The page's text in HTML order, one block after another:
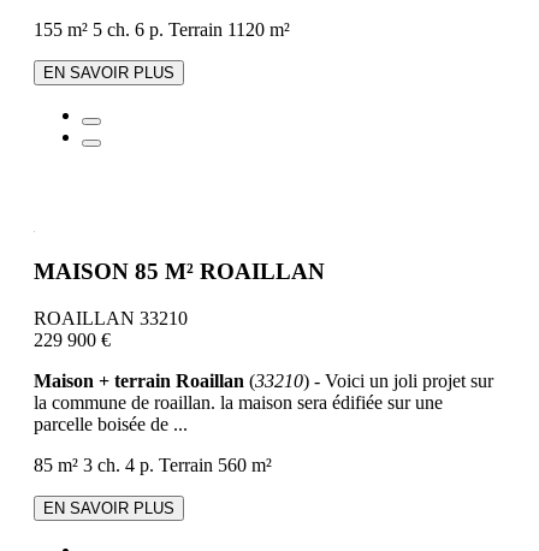
155 m² 5 ch. 6 p. Terrain 1120 m²
EN SAVOIR PLUS
MAISON 85 M² ROAILLAN
ROAILLAN 33210
229 900 €
Maison + terrain Roaillan (33210) - Voici un joli projet sur
la commune de roaillan. la maison sera édifiée sur une
parcelle boisée de ...
85 m² 3 ch. 4 p. Terrain 560 m²
EN SAVOIR PLUS